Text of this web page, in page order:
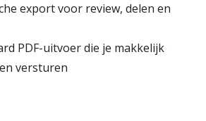
export voor review, delen en
PDF-uitvoer die je makkelijk
versturen